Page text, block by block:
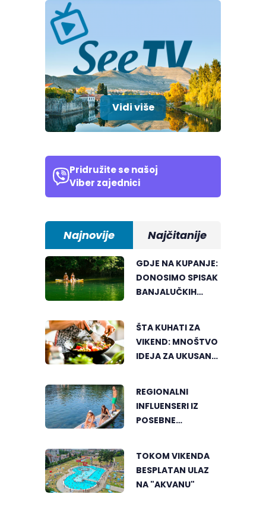
Vidi više
Pridružite se našoj
Viber zajednici
Najnovije Najčitanije
GDJE NA KUPANJE:
DONOSIMO SPISAK
BANJALUČKIH
OSVJEŽENJE
TEKOM LJETNIH
VRUĆINA
ŠTA KUHATI ZA
VIKEND: MNOŠTVO
IDEJA ZA UKUSAN
REGIONALNI
INFLUENSERI IZ
POSEBNE
BANJALUKU
TOKOM VIKENDA
BESPLATAN ULAZ
NA "AKVANU"